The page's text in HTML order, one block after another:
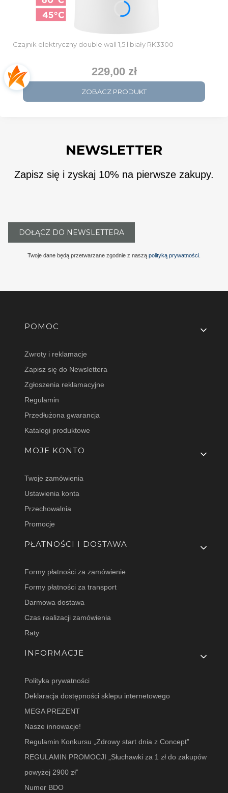
Czajnik elektryczny double wall 1,5 l biały RK3300
Cena
229,00 zł
ZOBACZ PRODUKT
NEWSLETTER
Zapisz się i zyskaj 10% na pierwsze zakupy.
DOŁĄCZ DO NEWSLETTERA
Twoje dane będą przetwarzane zgodnie z naszą polityką prywatności
Linki w stopce
POMOC
Zwroty i reklamacje
Zapisz się do Newslettera
Zgłoszenia reklamacyjne
Regulamin
Przedłużona gwarancja
Katalogi produktowe
MOJE KONTO
Twoje zamówienia
Ustawienia konta
Przechowalnia
Promocje
PŁATNOŚCI I DOSTAWA
Formy płatności za zamówienie
Formy płatności za transport
Darmowa dostawa
Czas realizacji zamówienia
Raty
INFORMACJE
Polityka prywatności
Deklaracja dostępności sklepu internetowego
MEGA PREZENT
Nasze innowacje!
Regulamin Konkursu „Zdrowy start dnia z Concept”
REGULAMIN PROMOCJI „Słuchawki za 1 zł do zakupów
powyżej 2900 zł”
Numer BDO